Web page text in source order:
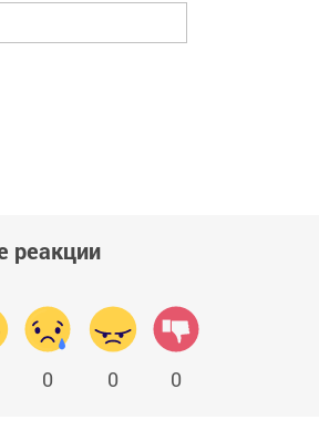
реакции
0 0 0